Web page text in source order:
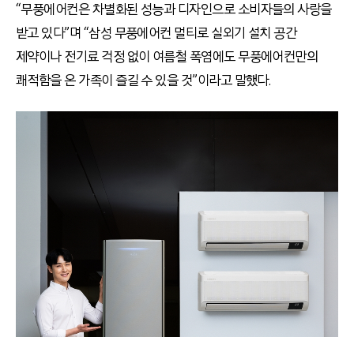
“무풍에어컨은 차별화된 성능과 디자인으로 소비자들의 사랑을
받고 있다”며 “삼성 무풍에어컨 멀티로 실외기 설치 공간
제약이나 전기료 걱정 없이 여름철 폭염에도 무풍에어컨만의
쾌적함을 온 가족이 즐길 수 있을 것”이라고 말했다.